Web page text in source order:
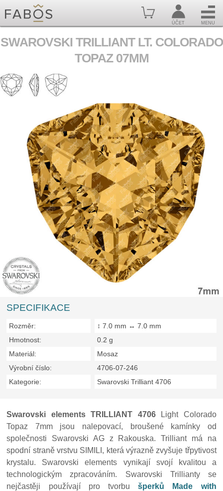
ÚČET MENU
SWAROVSKI TRILLIANT LT. COLORADO
TOPAZ 07MM
SPECIFIKACE
Rozměr:
↕ 7.0 mm ↔ 7.0 mm
Hmotnost:
0.2 g
Materiál:
Mosaz
Výrobní číslo:
4706-07-246
Kategorie:
Swarovski Trilliant 4706
Swarovski elements TRILLIANT 4706
Light Colorado
Topaz 7mm jsou nalepovací, broušené kamínky od
společnosti Swarovski AG z Rakouska. Trilliant má na
spodní straně vrstvu SIMILI, která výrazně zvyšuje třpytivost
krystalu. Swarovski elements vynikají svojí kvalitou a
technologickým zpracováním. Swarovski Trillianty se
nejčastěji používají pro tvorbušperků Made with